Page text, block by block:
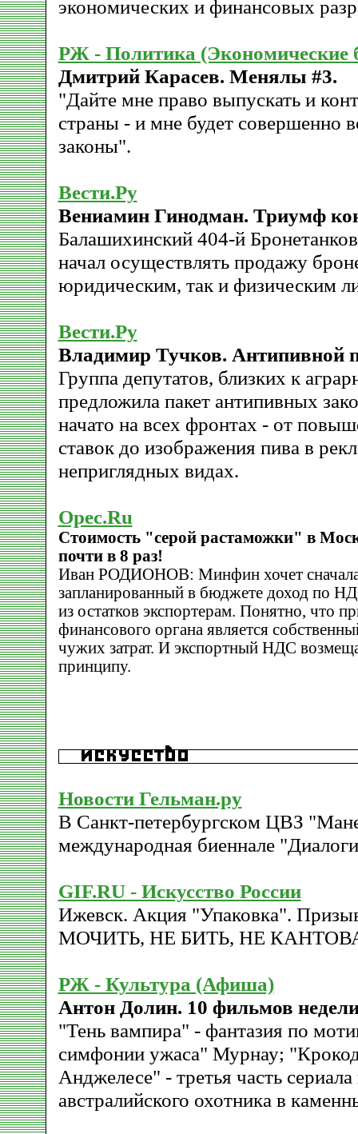
экономических и финансовых
РЖ - Политика (Экономические
Дмитрий Карасев. Менялы #3.
"Дайте мне право выпускать и
страны - и мне будет совершенно
законы".
Вести.Ру
Вениамин Гинодман. Триумф
Балашихинский 404-й
начал осуществлять продажу
юридическим, так и физическим
Вести.Ру
Владимир Тучков. Антипивной
Группа депутатов, близких к
предложила пакет антипивных
начато на всех фронтах - от
ставок до изображения пива в
неприглядных видах.
Opec.Ru
Стоимость "серой растаможки" в
почти в 8 раз!
Иван РОДИОНОВ: Минфин хочет сначала
запланированный в бюджете доход по
из остатков экспортерам. Понятно, что
финансового органа является
чужих затрат. И экспортный НДС
принципу.
Новости Гельман.ру
В Санкт-петербургском ЦВЗ
международная биеннале
GIF.RU - Искусство России
Ижевск. Акция "Упаковка".
МОЧИТЬ, НЕ БИТЬ, НЕ
РЖ - Культура (Афиша)
Антон Долин. 10 фильмов
"Тень вампира" - фантазия по
симфонии ужаса" Мурнау;
Анджелесе" - третья часть
австралийского охотника в